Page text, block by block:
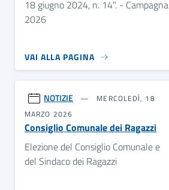
18 giugno 2024, n. 14". - Campagna
2026
VAI ALLA PAGINA
NOTIZIE
MERCOLEDÌ, 18
MARZO 2026
Consiglio Comunale dei Ragazzi
Elezione del Consiglio Comunale e
del Sindaco dei Ragazzi